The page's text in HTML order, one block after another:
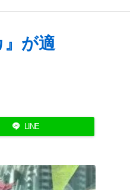
』が適
LINE